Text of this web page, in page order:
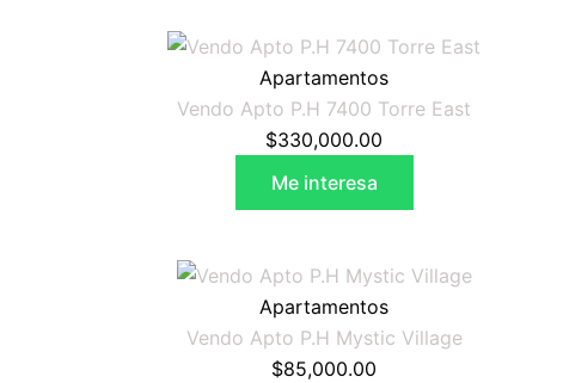
Apartamentos
Vendo Apto P.H 7400 Torre East
$330,000.00
Me interesa
Apartamentos
Vendo Apto P.H Mystic Village
$85,000.00